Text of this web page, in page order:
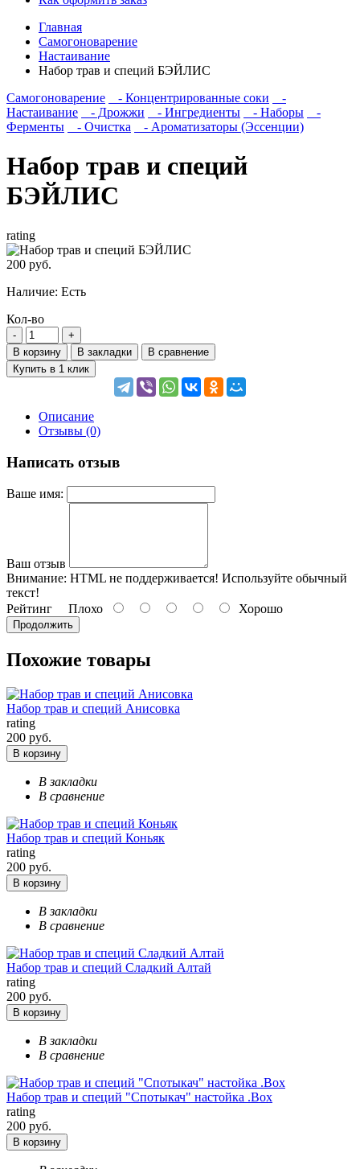
Главная
Самогоноварение
Настаивание
Набор трав и специй БЭЙЛИС
Самогоноварение
- Концентрированные соки
-
Настаивание
- Дрожжи - Ингредиенты - Наборы
-
Ферменты
- Очистка - Ароматизаторы (Эссенции)
Набор трав и специй
БЭЙЛИС
rating
200 руб.
Наличие: Есть
Кол-во
В корзину В закладки
В сравнение
Купить в 1 клик
Описание
Отзывы (0)
Написать отзыв
Ваше имя:
Ваш отзыв
Внимание: HTML не поддерживается! Используйте обычный
текст!
Рейтинг Плохо Хорошо
Продолжить
Похожие товары
Набор трав и специй Анисовка
rating
200 руб.
В корзину
В закладки
В сравнение
Набор трав и специй Коньяк
rating
200 руб.
В корзину
В закладки
В сравнение
Набор трав и специй Сладкий Алтай
rating
200 руб.
В корзину
В закладки
В сравнение
Набор трав и специй "Спотыкач" настойка .Box
rating
200 руб.
В корзину